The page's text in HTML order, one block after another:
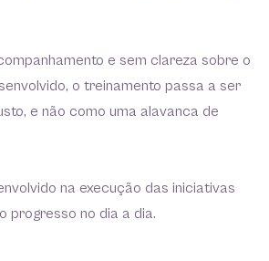
e sem clareza sobre o
o treinamento passa a ser
e não como uma alavanca de
na execução das iniciativas
progresso no dia a dia.